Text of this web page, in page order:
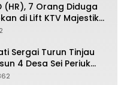
(HR), 7 Orang Diduga
di Lift KTV Majestik
Kantor Hukum JAP
Sergai Turun Tinjau
4 Desa Sei Periuk